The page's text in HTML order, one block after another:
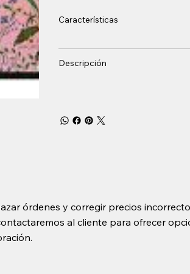
Características
Descripción
órdenes y corregir precios
al cliente para ofrecer